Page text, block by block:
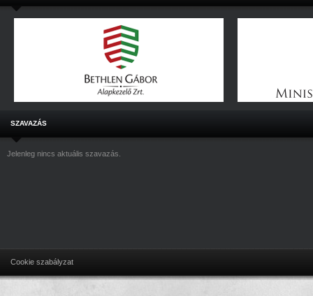
SZAVAZÁS
Jelenleg nincs aktuális szavazás.
Cookie szabályzat